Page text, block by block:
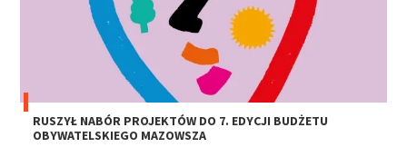
RUSZYŁ NABÓR PROJEKTÓW DO 7. EDYCJI BUDŻETU
OBYWATELSKIEGO MAZOWSZA